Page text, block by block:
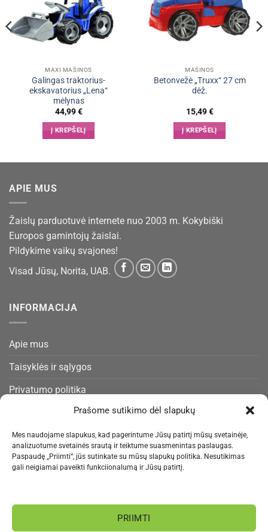
Prašome sutikimo dėl slapukų
Mes naudojame slapukus, kad pagerintume Jūsų patirtį mūsų svetainėje,
analizuotume svetainės srautą ir teiktume suasmenintas paslaugas.
Paspaudę „Priimti“, jūs sutinkate su mūsų slapukų politika. Nesutikimas
gali neigiamai paveikti funkciionalumą ir Jūsų patirtį.
PRIIMTI
MAXI MAŠINOS
Galingas traktorius-
ekskavatorius „Lena“
mėlynas
44,99€
Į KREPŠELĮ
MAŠINOS
Betonvežė „Truxx“ 27 cm
dėž.
15,49€
Į KREPŠELĮ
APIE MUS
Žaislų parduotuvė internete nuo 2003 m. Kokybiški
Europos gamintojų žaislai.
Pildykime vaikų svajones!
Visad Jūsų, Norita, UAB.
INFORMACIJA
Apie mus
Taisyklės ir sąlygos
Privatumo politika
Slapukų politika
Pristatymas ir gražinimas
Kontaktai